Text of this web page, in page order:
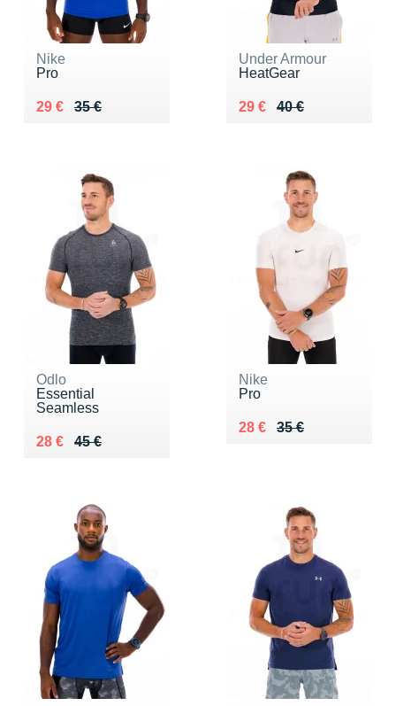
Nike
Pro
35 €
Au lieu de 35 €
29 €
Vendu 29 €
Under Armour
HeatGear
40 €
Au lieu de 40 €
29 €
Vendu 29 €
Odlo
Essential
Seamless
45 €
Au lieu de 45 €
28 €
Vendu 28 €
Nike
Pro
35 €
Au lieu de 35 €
28 €
Vendu 28 €